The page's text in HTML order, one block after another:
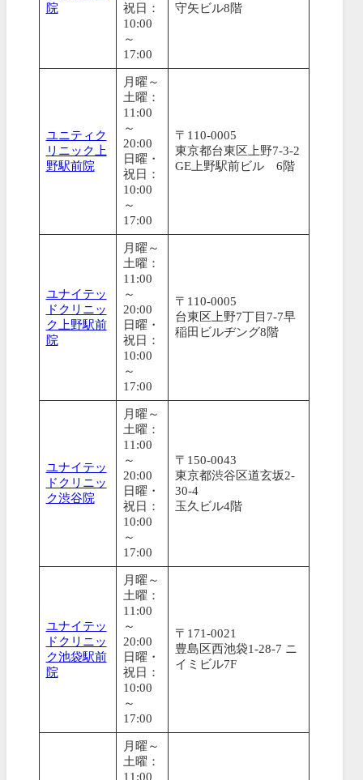
院
祝日：
10:00
～
17:00
守矢ビル8階
ユニティク
リニック上
野駅前院
月曜～
土曜：
11:00
～
20:00
日曜・
祝日：
10:00
～
17:00
〒110-0005
東京都台東区上野7-3-2
GE上野駅前ビル 6階
ユナイテッ
ドクリニッ
ク上野駅前
院
月曜～
土曜：
11:00
～
20:00
日曜・
祝日：
10:00
～
17:00
〒110-0005
台東区上野7丁目7-7早
稲田ビルヂング8階
ユナイテッ
ドクリニッ
ク渋谷院
月曜～
土曜：
11:00
～
20:00
日曜・
祝日：
10:00
～
17:00
〒150-0043
東京都渋谷区道玄坂2-
30-4
玉久ビル4階
ユナイテッ
ドクリニッ
ク池袋駅前
院
月曜～
土曜：
11:00
～
20:00
日曜・
祝日：
10:00
～
17:00
〒171-0021
豊島区西池袋1-28-7 ニ
イミビル7F
月曜～
土曜：
11:00